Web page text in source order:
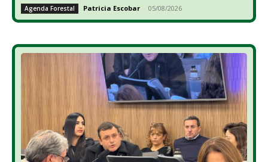
Agenda Forestal Patricia Escobar - 05/08/2026